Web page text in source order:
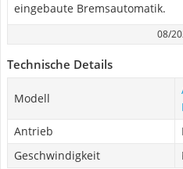
eingebaute Bremsautomatik.
08/
Technische Details
Modell
Antrieb
Geschwindigkeit